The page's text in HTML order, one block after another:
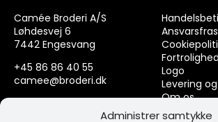
Administrer samtykke
Camée Broderi A/S
Løhdesvej 6
7442 Engesvang
+45 86 86 40 55
camee@broderi.dk
Logo
Levering
Om os
Kontakt